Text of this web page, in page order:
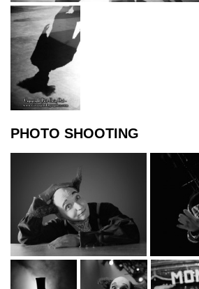
PHOTO SHOOTING